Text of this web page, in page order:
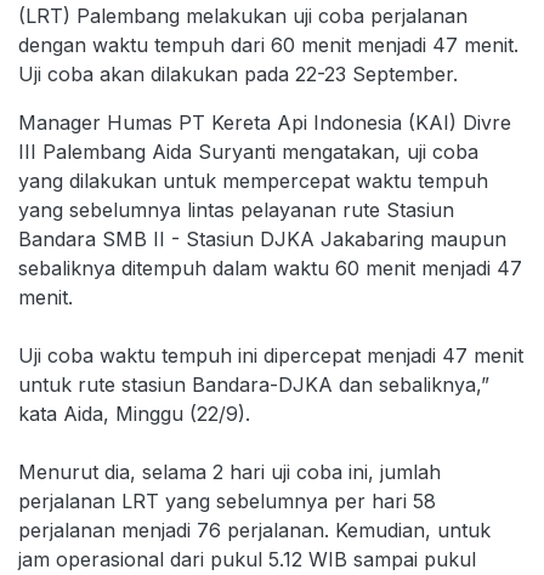
(LRT) Palembang melakukan uji coba perjalanan
dengan waktu tempuh dari 60 menit menjadi 47 menit.
Uji coba akan dilakukan pada 22-23 September.
Manager Humas PT Kereta Api Indonesia (KAI) Divre
III Palembang Aida Suryanti mengatakan, uji coba
yang dilakukan untuk mempercepat waktu tempuh
yang sebelumnya lintas pelayanan rute Stasiun
Bandara SMB II - Stasiun DJKA Jakabaring maupun
sebaliknya ditempuh dalam waktu 60 menit menjadi 47
menit.
Uji coba waktu tempuh ini dipercepat menjadi 47 menit
untuk rute stasiun Bandara-DJKA dan sebaliknya,”
kata Aida, Minggu (22/9).
Menurut dia, selama 2 hari uji coba ini, jumlah
perjalanan LRT yang sebelumnya per hari 58
perjalanan menjadi 76 perjalanan. Kemudian, untuk
jam operasional dari pukul 5.12 WIB sampai pukul